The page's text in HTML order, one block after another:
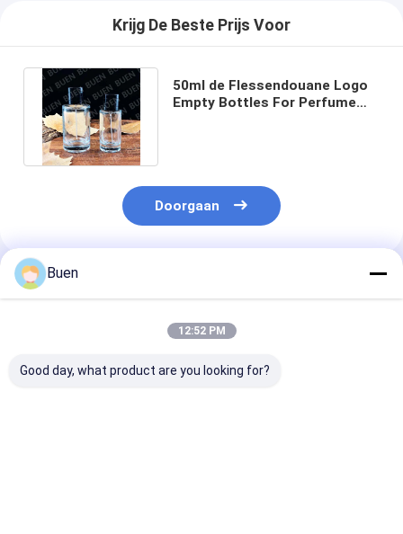
Krijg De Beste Prijs Voor
50ml de Flessendouane Logo
Empty Bottles For Perfume
Doorgaan
Geadviseerde Producten
Buen
12:52 PM
Good day, what product are you looking for?